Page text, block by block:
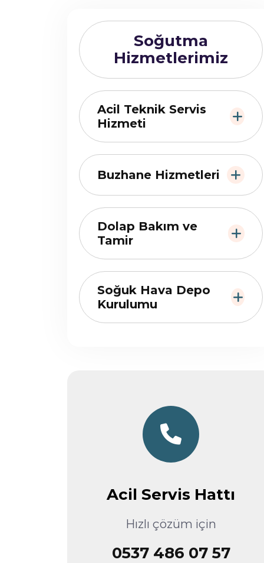
Soğutma
Hizmetlerimiz
Acil Teknik Servis
Hizmeti
Buzhane Hizmetleri
Dolap Bakım ve
Tamir
Soğuk Hava Depo
Kurulumu
Acil Servis Hattı
Hızlı çözüm için
0537 486 07 57